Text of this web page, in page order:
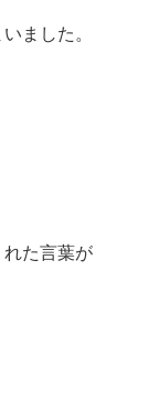
ました。
れた言葉が